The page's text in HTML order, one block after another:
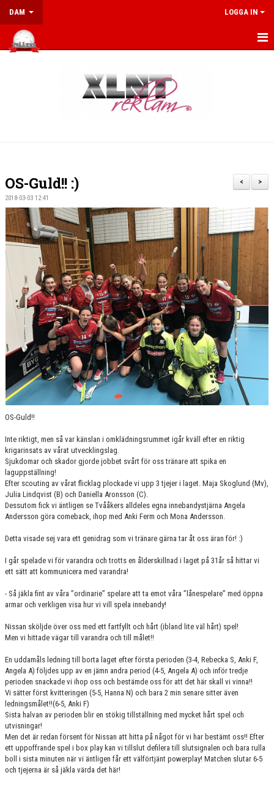
DAM LOGGA IN
KONTAKT
SENIORPOLICY
>
<
OS-Guld!! :)
2018-03-03 12:41
OS-Guld!!
Inte riktigt, men så var känslan i omklädningsrummet igår kväll efter en riktig
krigarinsats av vårat utvecklingslag.
Sjukdomar och skador gjorde jobbet svårt för oss tränare att spika en
laguppställning!
Efter scouting av vårat flicklag plockade vi upp 3 tjejer i laget. Maja Skoglund (Mv),
Julia Lindqvist (B) och Daniella Aronsson (C).
Dessutom fick vi äntligen se Tvååkers alldeles egna innebandystjärna Angela
Andersson göra comeback, ihop med Anki Ferm och Mona Andersson.
Detta visade sej vara ett genidrag som vi tränare gärna tar åt oss äran för! :)
I går spelade vi för varandra och trotts en ålderskillnad i laget på 31år så hittar vi
ett sätt att kommunicera med varandra!
- Så jäkla fint av våra ”ordinarie” spelare att ta emot våra ”lånespelare” med öppna
armar och verkligen visa hur vi vill spela innebandy!
Nissan sköljde över oss med ett fartfyllt och hårt (ibland lite väl hårt) spel!
Men vi hittade vägar till varandra och till målet!!
En uddamåls ledning till borta laget efter första perioden (3-4, Rebecka S, Anki F,
Angela A) följdes upp av en jämn andra period (4-5, Angela A) och inför tredje
perioden snackade vi ihop oss och bestämde oss för att det här skall vi vinna!!
Vi sätter först kvitteringen (5-5, Hanna N) och bara 2 min senare sitter även
ledningsmålet!!(6-5, Anki F)
Sista halvan av perioden blir en stökig tillställning med mycket hårt spel och
utvisningar!
Men det är redan försent för Nissan att hitta på något för vi har bestämt oss!! Efter
ett uppoffrande spel i box play kan vi tillslut defilera till slutsignalen och bara rulla
boll i sista minuten när vi äntligen får ett välförtjänt powerplay! Matchen slutar 6-5
och tjejerna är så jäkla värda det här!